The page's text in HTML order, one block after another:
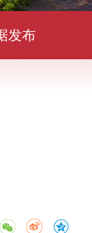
发布